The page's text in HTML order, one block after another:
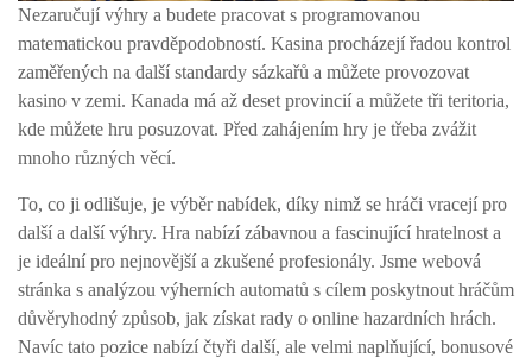
Nezaručují výhry a budete pracovat s programovanou
matematickou pravděpodobností. Kasina procházejí řadou kontrol
zaměřených na další standardy sázkařů a můžete provozovat
kasino v zemi. Kanada má až deset provincií a můžete tři teritoria,
kde můžete hru posuzovat. Před zahájením hry je třeba zvážit
mnoho různých věcí.
To, co ji odlišuje, je výběr nabídek, díky nimž se hráči vracejí pro
další a další výhry. Hra nabízí zábavnou a fascinující hratelnost a
je ideální pro nejnovější a zkušené profesionály. Jsme webová
stránka s analýzou výherních automatů s cílem poskytnout hráčům
důvěryhodný způsob, jak získat rady o online hazardních hrách.
Navíc tato pozice nabízí čtyři další, ale velmi naplňující, bonusové